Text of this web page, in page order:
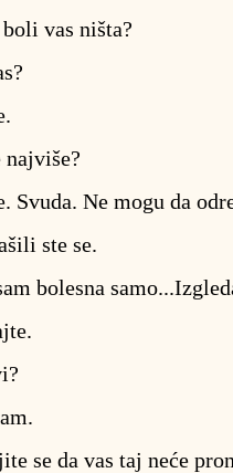
vas ništa?
najviše?
Svuda. Ne mogu da
ste se.
bolesna
se da vas taj neće